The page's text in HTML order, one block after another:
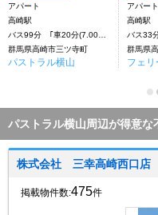
アパート
高崎駅
バス99分 ｢車20分(7.00Km)｣下車：停歩99分
群馬県高崎市三ツ寺町
パストラル横山
アパート
高崎駅
バス33分
群馬県
フェリ
パストラル横山周辺が得意な
株式会社 三幸高崎西口店
掲載物件数:475件